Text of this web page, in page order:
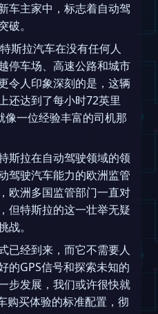
车主家中，标志着自动驾
。
斯拉汽车在没有任何人
停车场、高速公路和城市
令人印象深刻的是，这辆
还达到了每小时72英里
像一位经验丰富的司机那
斯拉在自动驾驶领域的领
驾驶汽车能力的欧洲监管
欧洲多国监管部门一直对
但特斯拉的这一壮举无疑
。
已经到来，而它不需要人
GPS信号和探索未知的
步发展，我们或许很快就
购买体验的标准配置，彻